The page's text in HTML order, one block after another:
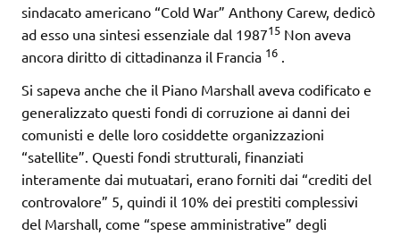
sindacato americano “Cold War” Anthony Carew, dedicò
ad esso una sintesi essenziale dal 198715 Non aveva
ancora diritto di cittadinanza il Francia 16 .
Si sapeva anche che il Piano Marshall aveva codificato e
generalizzato questi fondi di corruzione ai danni dei
comunisti e delle loro cosiddette organizzazioni
“satellite”. Questi fondi strutturali, finanziati
interamente dai mutuatari, erano forniti dai “crediti del
controvalore” 5, quindi il 10% dei prestiti complessivi
del Marshall, come “spese amministrative” degli